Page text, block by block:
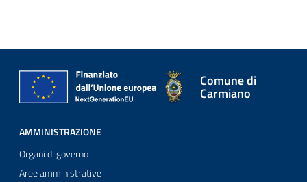
Comune di
Carmiano
AMMINISTRAZIONE
Organi di governo
Aree amministrative